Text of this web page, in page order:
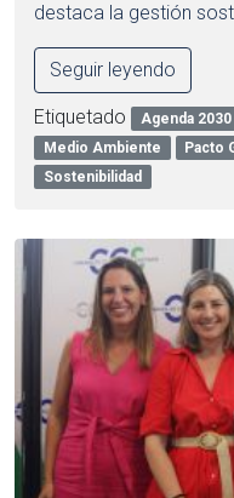
destaca la gestión
Seguir leyendo
Etiquetado Agenda 2030
Medio Ambiente
Pacto
Sostenibilidad